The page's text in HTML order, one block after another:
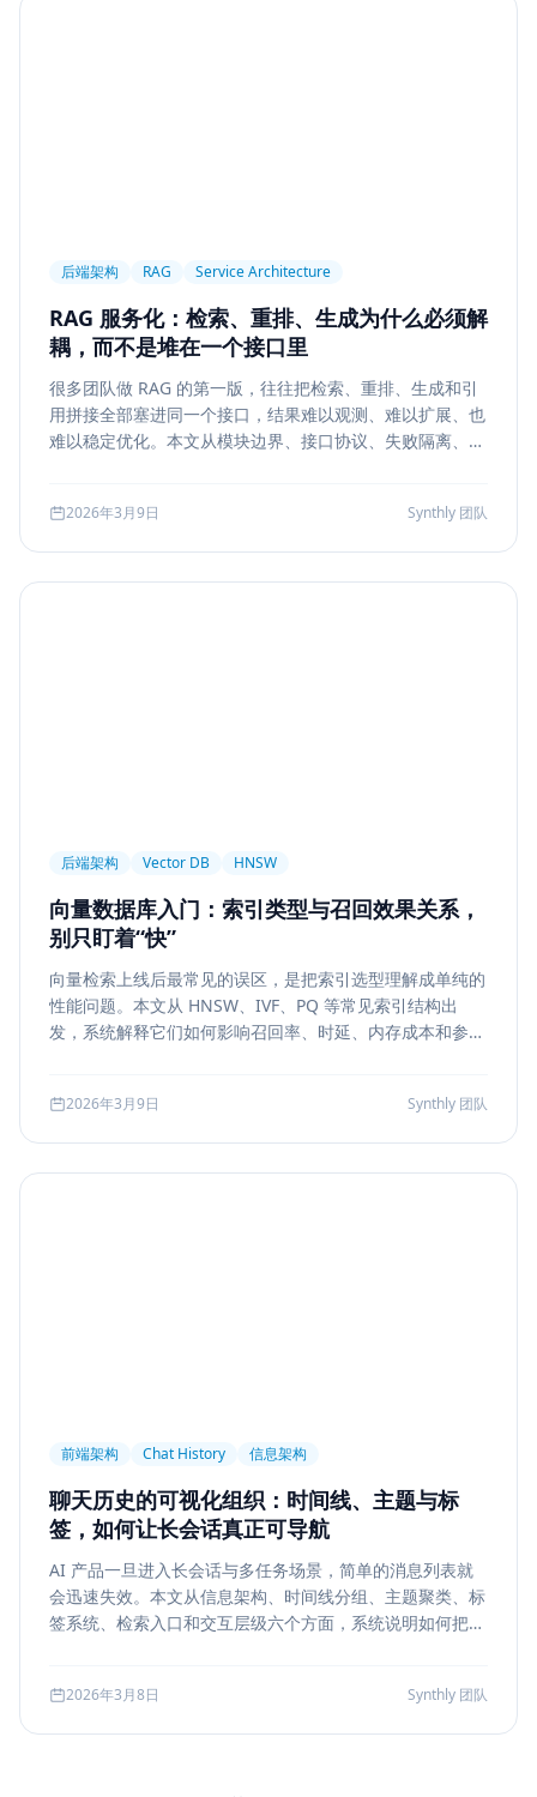
后端架构 RAG Service Architecture
RAG 服务化：检索、重排、生成为什么必须解
耦，而不是堆在一个接口里
很多团队做 RAG 的第一版，往往把检索、重排、生成和引
用拼接全部塞进同一个接口，结果难以观测、难以扩展、也
难以稳定优化。本文从模块边界、接口协议、失败隔离、缓
2026年3月9日 Synthly 团队
后端架构 Vector DB HNSW
向量数据库入门：索引类型与召回效果关系，
别只盯着“快”
向量检索上线后最常见的误区，是把索引选型理解成单纯的
性能问题。本文从 HNSW、IVF、PQ 等常见索引结构出
发，系统解释它们如何影响召回率、时延、内存成本和参数
2026年3月9日 Synthly 团队
前端架构 Chat History 信息架构
聊天历史的可视化组织：时间线、主题与标
签，如何让长会话真正可导航
AI 产品一旦进入长会话与多任务场景，简单的消息列表就
会迅速失效。本文从信息架构、时间线分组、主题聚类、标
签系统、检索入口和交互层级六个方面，系统说明如何把聊
2026年3月8日 Synthly 团队